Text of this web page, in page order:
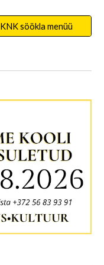
KNK söökla menüü